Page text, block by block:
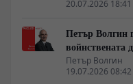
20.07.2026 18:41
Петър Волгин
войнствената
Петър Волгин
19.07.2026 08:42